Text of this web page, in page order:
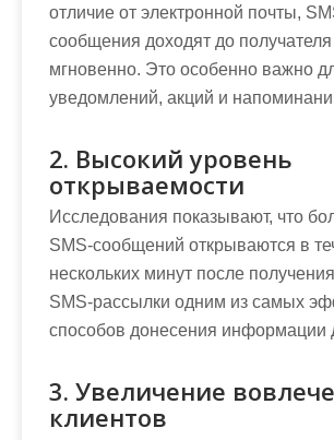
отличие от электронной почты,
сообщения доходят до получателя
мгновенно. Это особенно важно
уведомлений, акций и
2. Высокий уровень
открываемости
Исследования показывают, что
SMS-сообщений открываются в
нескольких минут после
SMS-рассылки одним из самых
способов донесения информации
3. Увеличение
клиентов